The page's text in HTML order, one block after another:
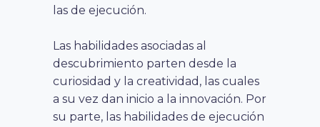
las de ejecución.
Las habilidades asociadas al
descubrimiento parten desde la
curiosidad y la creatividad, las cuales
a su vez dan inicio a la innovación. Por
su parte, las habilidades de ejecución